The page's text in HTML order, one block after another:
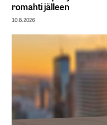
romahti jälleen
10.8.2026